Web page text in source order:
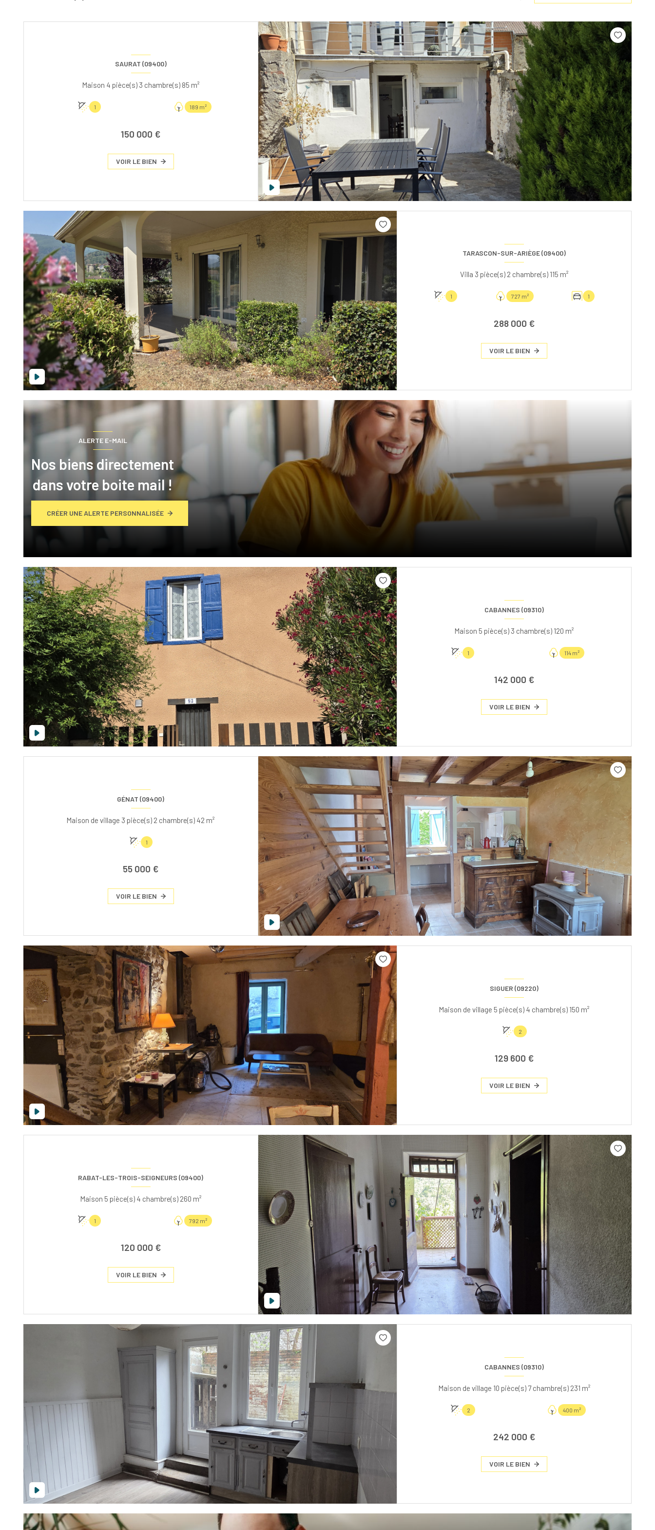
SAURAT (09400)
Maison 4 pièce(s) 3 chambre(s) 85 m²
1 189 m²
150 000 €
VOIR LE BIEN
TARASCON-SUR-ARIÈGE (09400)
Villa 3 pièce(s) 2 chambre(s) 115 m²
1 727 m² 1
288 000 €
VOIR LE BIEN
ALERTE E-MAIL
Nos biens directement
dans votre boite mail !
CRÉER UNE ALERTE PERSONNALISÉE
CABANNES (09310)
Maison 5 pièce(s) 3 chambre(s) 120 m²
1 114 m²
142 000 €
VOIR LE BIEN
GÉNAT (09400)
Maison de village 3 pièce(s) 2 chambre(s) 42 m²
1
55 000 €
VOIR LE BIEN
SIGUER (09220)
Maison de village 5 pièce(s) 4 chambre(s) 150 m²
2
129 600 €
VOIR LE BIEN
RABAT-LES-TROIS-SEIGNEURS (09400)
Maison 5 pièce(s) 4 chambre(s) 260 m²
1 792 m²
120 000 €
VOIR LE BIEN
CABANNES (09310)
Maison de village 10 pièce(s) 7 chambre(s) 231 m²
2 400 m²
242 000 €
VOIR LE BIEN